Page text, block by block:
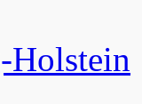
Holstein